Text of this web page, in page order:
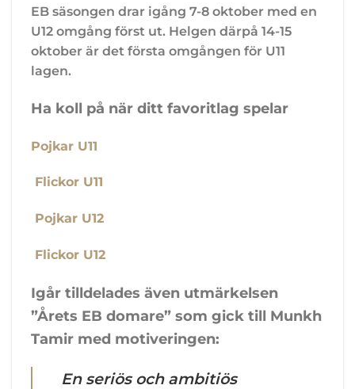
EB säsongen drar igång 7-8 oktober med en
U12 omgång först ut. Helgen därpå 14-15
oktober är det första omgången för U11
lagen.
Ha koll på när ditt favoritlag spelar
Pojkar U11
Flickor U11
Pojkar U12
Flickor U12
Igår tilldelades även utmärkelsen
”Årets EB domare” som gick till Munkh
Tamir med motiveringen:
En seriös och ambitiös